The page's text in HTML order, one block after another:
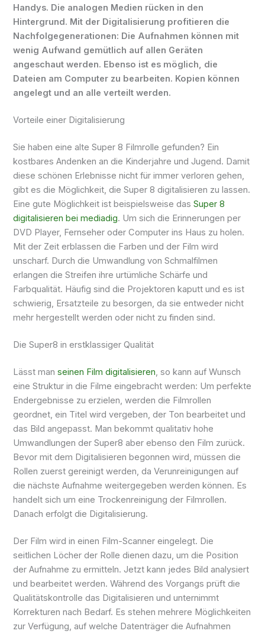
Handys. Die analogen Medien rücken in den
Hintergrund. Mit der Digitalisierung profitieren die
Nachfolgegenerationen: Die Aufnahmen können mit
wenig Aufwand gemütlich auf allen Geräten
angeschaut werden. Ebenso ist es möglich, die
Dateien am Computer zu bearbeiten. Kopien können
angelegt und an alle verteilt werden.
Vorteile einer Digitalisierung
Sie haben eine alte Super 8 Filmrolle gefunden? Ein
kostbares Andenken an die Kinderjahre und Jugend. Damit
diese schönen Erlebnisse nicht für immer verloren gehen,
gibt es die Möglichkeit, die Super 8 digitalisieren zu lassen.
Eine gute Möglichkeit ist beispielsweise dasSuper 8
digitalisieren bei mediadig. Um sich die Erinnerungen per
DVD Player, Fernseher oder Computer ins Haus zu holen.
Mit der Zeit erblassen die Farben und der Film wird
unscharf. Durch die Umwandlung von Schmalfilmen
erlangen die Streifen ihre urtümliche Schärfe und
Farbqualität. Häufig sind die Projektoren kaputt und es ist
schwierig, Ersatzteile zu besorgen, da sie entweder nicht
mehr hergestellt werden oder nicht zu finden sind.
Die Super8 in erstklassiger Qualität
Lässt manseinen Film digitalisieren, so kann auf Wunsch
eine Struktur in die Filme eingebracht werden: Um perfekte
Endergebnisse zu erzielen, werden die Filmrollen
geordnet, ein Titel wird vergeben, der Ton bearbeitet und
das Bild angepasst. Man bekommt qualitativ hohe
Umwandlungen der Super8 aber ebenso den Film zurück.
Bevor mit dem Digitalisieren begonnen wird, müssen die
Rollen zuerst gereinigt werden, da Verunreinigungen auf
die nächste Aufnahme weitergegeben werden können. Es
handelt sich um eine Trockenreinigung der Filmrollen.
Danach erfolgt die Digitalisierung.
Der Film wird in einen Film-Scanner eingelegt. Die
seitlichen Löcher der Rolle dienen dazu, um die Position
der Aufnahme zu ermitteln. Jetzt kann jedes Bild analysiert
und bearbeitet werden. Während des Vorgangs prüft die
Qualitätskontrolle das Digitalisieren und unternimmt
Korrekturen nach Bedarf. Es stehen mehrere Möglichkeiten
zur Verfügung, auf welche Datenträger die Aufnahmen